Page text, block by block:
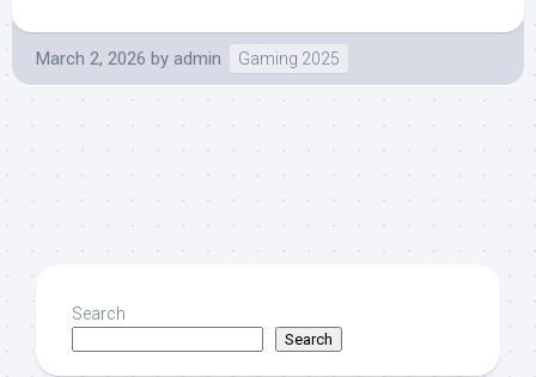
March 2, 2026 by admin Gaming 2025
Search
Search